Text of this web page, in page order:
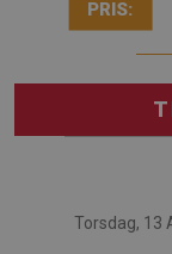
PRIS:
Torsdag, 13